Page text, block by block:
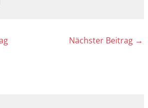
Nächster Beitrag →